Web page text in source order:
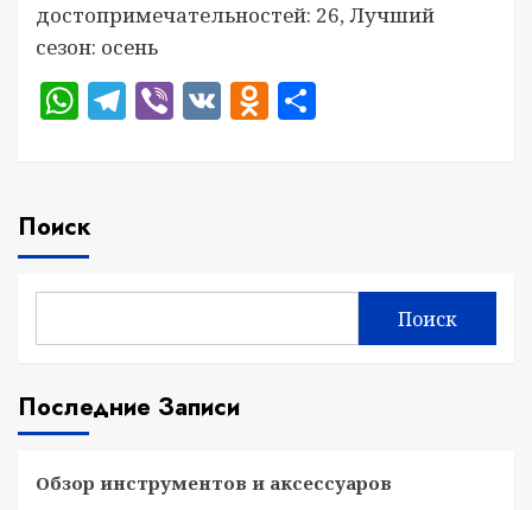
достопримечательностей: 26, Лучший
сезон: осень
WhatsApp
Telegram
Viber
VKOdnoklassniki
Поиск
Поиск
Последние Записи
Обзор инструментов и аксессуаров